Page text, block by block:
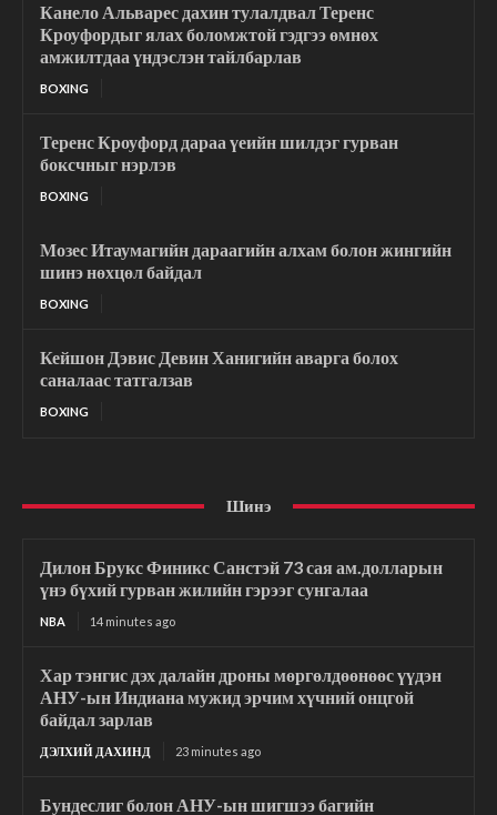
Канело Альварес дахин тулалдвал Теренс
Кроуфордыг ялах боломжтой гэдгээ өмнөх
амжилтдаа үндэслэн тайлбарлав
BOXING
Теренс Кроуфорд дараа үеийн шилдэг гурван
боксчныг нэрлэв
BOXING
Мозес Итаумагийн дараагийн алхам болон жингийн
шинэ нөхцөл байдал
BOXING
Кейшон Дэвис Девин Ханигийн аварга болох
саналаас татгалзав
BOXING
Шинэ
Дилон Брукс Финикс Санстэй 73 сая ам.долларын
үнэ бүхий гурван жилийн гэрээг сунгалаа
NBA 14 minutes ago
Хар тэнгис дэх далайн дроны мөргөлдөөнөөс үүдэн
АНУ-ын Индиана мужид эрчим хүчний онцгой
байдал зарлав
ДЭЛХИЙ ДАХИНД 23 minutes ago
Бундеслиг болон АНУ-ын шигшээ багийн